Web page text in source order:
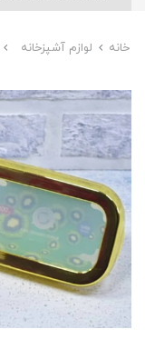
خانه لوازم آشپزخانه